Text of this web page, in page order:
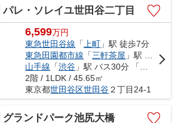
パレ・ソレイユ世田谷二丁目
6,599万円
東急世田谷線 「 上町 」駅 徒歩7分
東急田園都市線 「三軒茶屋 」駅 バス15分 「松ヶ丘交番前」 停歩1分
山手線 「渋谷 」駅 バス30分 「松ヶ丘交番前」 停歩1分
2階 / 1LDK / 45.65㎡
東京都世田谷区世田谷２丁目24-1
グランドパーク池尻大橋